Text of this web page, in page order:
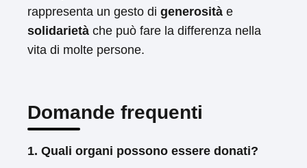
rappresenta un gesto di generosità e
solidarietà che può fare la differenza nella
vita di molte persone.
Domande frequenti
1. Quali organi possono essere donati?